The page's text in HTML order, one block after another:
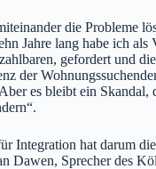
die Probleme
Jahre lang habe ich als
gefordert und
der
es bleibt ein
Integration hat darum
Dawen, Sprecher des